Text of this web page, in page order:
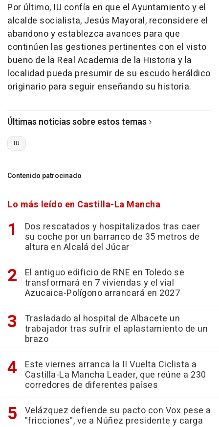
Por último, IU confía en que el Ayuntamiento y el
alcalde socialista, Jesús Mayoral, reconsidere el
abandono y establezca avances para que
continúen las gestiones pertinentes con el visto
bueno de la Real Academia de la Historia y la
localidad pueda presumir de su escudo heráldico
originario para seguir enseñando su historia.
Últimas noticias sobre estos temas
IU
Contenido patrocinado
Lo más leído en Castilla-La Mancha
Dos rescatados y hospitalizados tras caer
su coche por un barranco de 35 metros de
altura en Alcalá del Júcar
El antiguo edificio de RNE en Toledo se
transformará en 7 viviendas y el vial
Azucaica-Polígono arrancará en 2027
Trasladado al hospital de Albacete un
trabajador tras sufrir el aplastamiento de un
brazo
Este viernes arranca la II Vuelta Ciclista a
Castilla-La Mancha Leader, que reúne a 230
corredores de diferentes países
Velázquez defiende su pacto con Vox pese a
"fricciones", ve a Núñez presidente y carga